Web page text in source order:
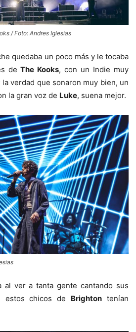
/ Foto: Andres Iglesias
quedaba un poco más y le tocaba
deThe Kooks, con un Indie muy
verdad que sonaron muy bien, un
la gran voz de Luke, suena mejor.
al ver a tanta gente cantando sus
estos chicos de Brighton tenían